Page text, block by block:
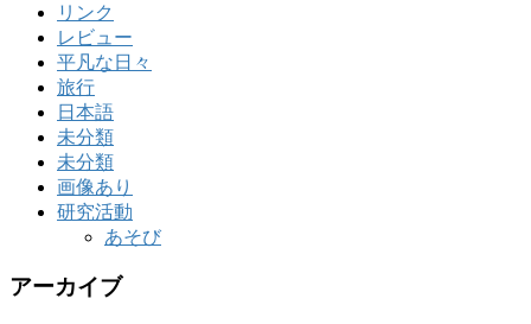
リンク
レビュー
平凡な日々
旅行
日本語
未分類
未分類
画像あり
研究活動
あそび
アーカイブ